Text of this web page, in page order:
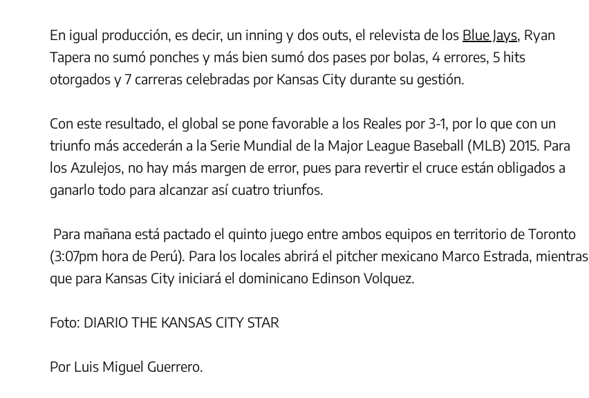
En igual producción, es decir, un inning y dos outs, el relevista de los Blue Jays, Ryan
Tapera no sumó ponches y más bien sumó dos pases por bolas, 4 errores, 5 hits
otorgados y 7 carreras celebradas por Kansas City durante su gestión.
Con este resultado, el global se pone favorable a los Reales por 3-1, por lo que con un
triunfo más accederán a la Serie Mundial de la Major League Baseball (MLB) 2015. Para
los Azulejos, no hay más margen de error, pues para revertir el cruce están obligados a
ganarlo todo para alcanzar así cuatro triunfos.
Para mañana está pactado el quinto juego entre ambos equipos en territorio de Toronto
(3:07pm hora de Perú). Para los locales abrirá el pitcher mexicano Marco Estrada, mientras
que para Kansas City iniciará el dominicano Edinson Volquez.
Foto: DIARIO THE KANSAS CITY STAR
Por Luis Miguel Guerrero.